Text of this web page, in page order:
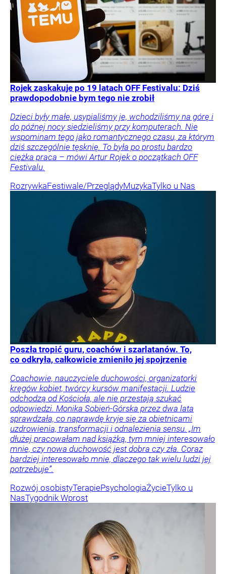
Rojek zaskakuje po 19 latach OFF Festivalu: Dziś
prawdopodobnie bym tego nie zrobił
Dzieci były małe, usypialiśmy je, wchodziliśmy na górę i
do późnej nocy siedzieliśmy przy komputerach. Nie
wspominam tego jako romantycznego czasu, za którym
dziś szczególnie tęsknię. To była po prostu bardzo
ciężka praca – mówi Artur Rojek o początkach OFF
Festivalu.
RozrywkaFestiwale/PrzeglądyMuzykaTylko u Nas
Poszła tropić guru, coachów i szarlatanów. To,
co odkryła, całkowicie zmieniło jej spojrzenie
Coachowie, nauczyciele duchowości, organizatorki
kręgów kobiet, twórcy kursów manifestacji. Ludzie
odchodzą od Kościoła, ale nie przestają szukać
odpowiedzi. Monika Sobień-Górska przez dwa lata
sprawdzała, co naprawdę kryje się za obietnicami
uzdrowienia, transformacji i odnalezienia sensu. „Im
dłużej pracowałam nad książką, tym mniej interesowało
mnie, czy nowa duchowość jest dobra czy zła. Coraz
bardziej interesowało mnie, dlaczego tak wielu ludzi jej
potrzebuje”.
Rozwój osobistyTerapiePsychologiaŻycieTylko u
NasTygodnik Wprost